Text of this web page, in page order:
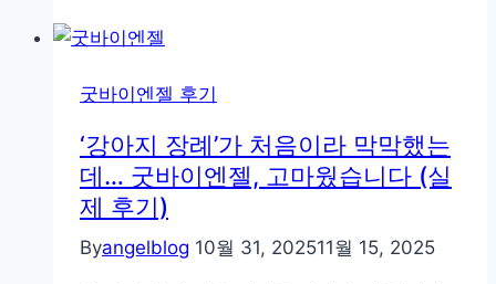
장
례
를
알
볼
굿바이엔젤 후기
‘강아지 장례’가 처음이라 막막했는
데… 굿바이엔젤, 고마웠습니다 (실
제 후기)
Byangelblog 10월 31, 202511월 15, 2025